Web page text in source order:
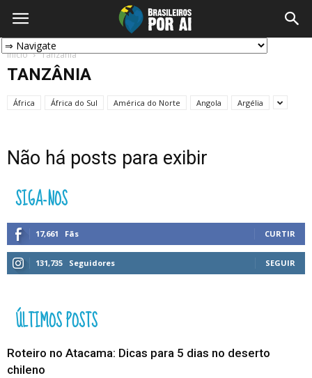
Início Tanzânia
TANZÂNIA
África África do Sul América do Norte Angola Argélia
Não há posts para exibir
SIGA-NOS
17,661 Fãs CURTIR
131,735 Seguidores SEGUIR
ÚLTIMOS POSTS
Roteiro no Atacama: Dicas para 5 dias no deserto
chileno